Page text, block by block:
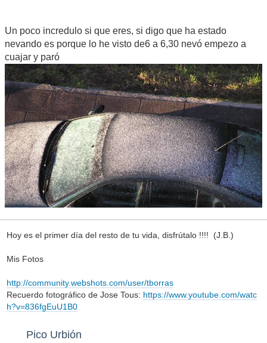
Un poco incredulo si que eres, si digo que ha estado
nevando es porque lo he visto de6 a 6,30 nevó empezo a
cuajar y paró
Hoy es el primer día del resto de tu vida, disfrútalo !!!! (J.B.)
Mis Fotos
http://community.webshots.com/user/tborras
Recuerdo fotográfico de Jose Tous: https://www.youtube.com/watc
h?v=836fgEuU1B0
Pico Urbión